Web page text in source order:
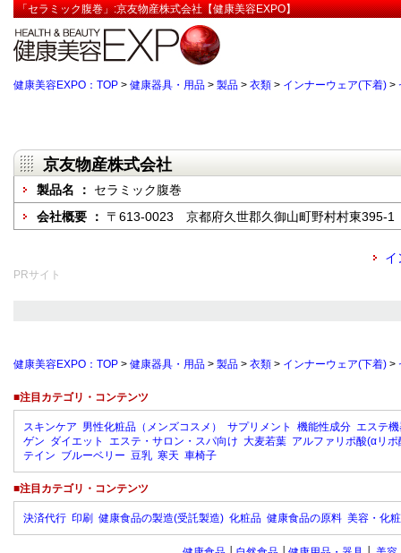
「セラミック腹巻」:京友物産株式会社【健康美容EXPO】
健康美容EXPO：TOP > 健康器具・用品 > 製品 > 衣類 > インナーウェア(下着) >
京友物産株式会社
製品名 ： セラミック腹巻
会社概要 ： 〒613-0023 京都府久世郡久御山町野村村東395-1
イ
PRサイト
健康美容EXPO：TOP > 健康器具・用品 > 製品 > 衣類 > インナーウェア(下着) >
■注目カテゴリ・コンテンツ
スキンケア 男性化粧品（メンズコスメ） サプリメント 機能性成分 エステ
ゲン ダイエット エステ・サロン・スパ向け 大麦若葉 アルファリポ酸(αリポ
テイン ブルーベリー 豆乳 寒天 車椅子
■注目カテゴリ・コンテンツ
決済代行 印刷 健康食品の製造(受託製造) 化粧品 健康食品の原料 美容・化